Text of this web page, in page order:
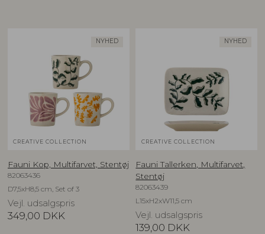
NYHED
CREATIVE COLLECTION
Fauni Kop, Multifarvet, Stentøj
82063436
D7,5xH8,5 cm, Set of 3
Vejl. udsalgspris
349,00 DKK
NYHED
CREATIVE COLLECTION
Fauni Tallerken, Multifarvet,
Stentøj
82063439
L15xH2xW11,5 cm
Vejl. udsalgspris
139,00 DKK